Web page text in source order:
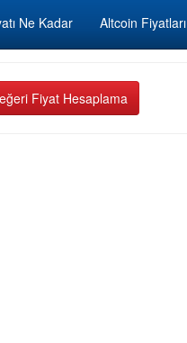
Ne Kadar Altcoin Fiyatları
Fiyat Hesaplama